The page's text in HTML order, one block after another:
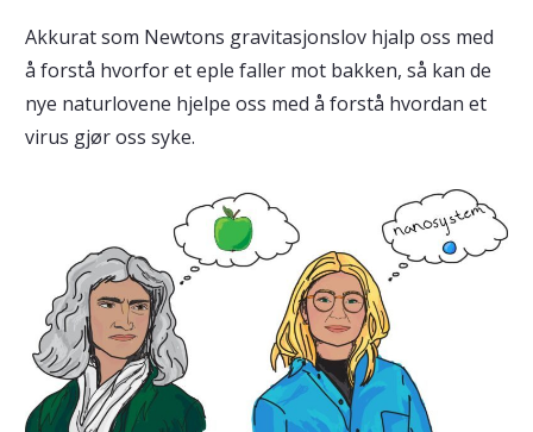
Akkurat som Newtons gravitasjonslov hjalp oss med
å forstå hvorfor et eple faller mot bakken, så kan de
nye naturlovene hjelpe oss med å forstå hvordan et
virus gjør oss syke.